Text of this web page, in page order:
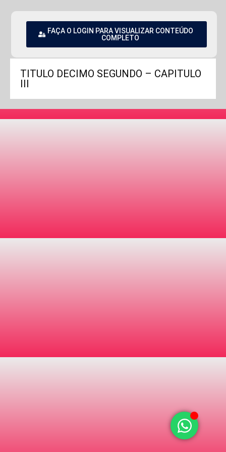
FAÇA O LOGIN PARA VISUALIZAR CONTEÚDO
COMPLETO
TITULO DECIMO SEGUNDO – CAPITULO
III